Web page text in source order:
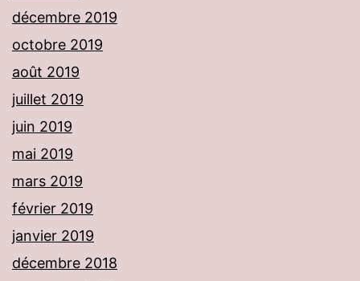
décembre 2019
octobre 2019
août 2019
juillet 2019
juin 2019
mai 2019
mars 2019
février 2019
janvier 2019
décembre 2018